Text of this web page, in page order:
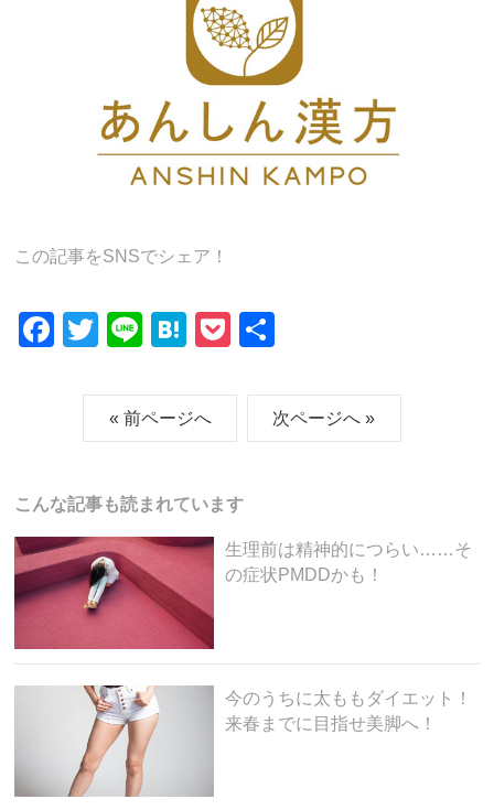
この記事をSNSでシェア！
F
o
o
k
T
tt
er
Li
e
H
e
n
P
ck
et
次ページへ »
« 前ページへ
こんな記事も読まれています
生理前は精神的につらい……そ
の症状PMDDかも！
今のうちに太ももダイエット！
来春までに目指せ美脚へ！